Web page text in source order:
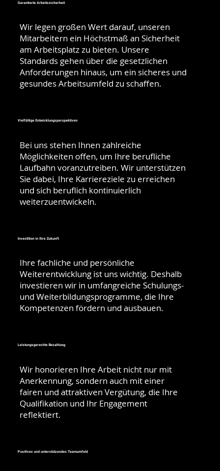
Wir legen großen Wert darauf, unseren
Mitarbeitern ein Höchstmaß an Sicherheit
am Arbeitsplatz zu bieten. Unsere
Standards gehen über die gesetzlichen
Anforderungen hinaus, um ein sicheres und
gesundes Arbeitsumfeld zu schaffen.
Garantierte Arbeitssicherheit
Bei uns stehen Ihnen zahlreiche
Möglichkeiten offen, um Ihre berufliche
Laufbahn voranzutreiben. Wir unterstützen
Sie dabei, Ihre Karriereziele zu erreichen
und sich beruflich kontinuierlich
weiterzuentwickeln.
Vielfältige Entwicklungsperspektiven
Ihre fachliche und persönliche
Weiterentwicklung ist uns wichtig. Deshalb
investieren wir in umfangreiche Schulungs-
und Weiterbildungsprogramme, die Ihre
Kompetenzen fördern und ausbauen.
Investition in Ihre Zukunft
Wir honorieren Ihre Arbeit nicht nur mit
Anerkennung, sondern auch mit einer
fairen und attraktiven Vergütung, die Ihre
Qualifikation und Ihr Engagement
reflektiert.
Leistungsgerechte Bezahlung
Positives und unterstützendes Teamumfeld